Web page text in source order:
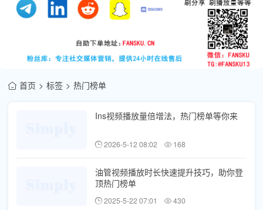
首页 标签 热门榜单
Ins视频播放量倍增法，热门榜单等你来
2026-5-12 08:02 168
油管视频播放时长快速提升技巧，助你登
顶热门榜单
2025-5-22 07:01 430